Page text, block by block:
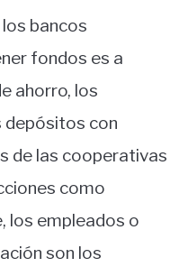
bancos
fondos es a
ahorro, los
depósitos con
de las cooperativas
como
los empleados o
son los